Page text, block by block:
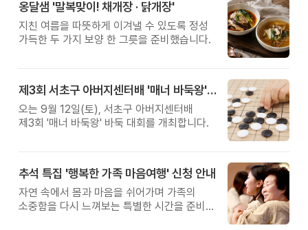
옹달샘 '말복맞이! 채개장 · 닭개장'
지친 여름을 따뜻하게 이겨낼 수 있도록 정성
가득한 두 가지 보양 한 그릇을 준비했습니다.
제3회 서초구 아버지센터배 '매너 바둑왕' 대회
오는 9월 12일(토), 서초구 아버지센터배
제3회 '매너 바둑왕' 바둑 대회를 개최합니다.
추석 특집 '행복한 가족 마음여행' 신청 안내
자연 속에서 몸과 마음을 쉬어가며 가족의
소중함을 다시 느껴보는 특별한 시간을 준비해